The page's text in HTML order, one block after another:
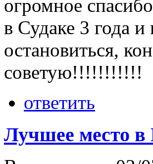
огромное
в Судаке 3 года
остановиться,
советую!!!!!!!!!!!
ответить
Лучшее место